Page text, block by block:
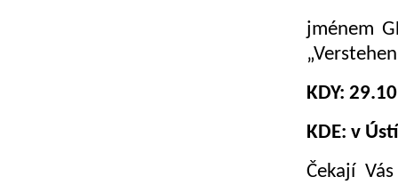
jménem
KDY:
KDE: v
Čekají